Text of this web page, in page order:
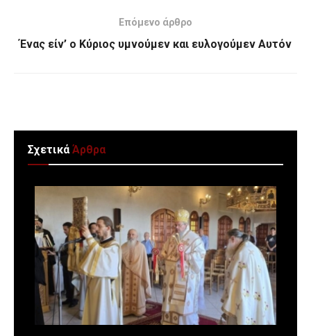
Επόμενο άρθρο
Ένας είν’ ο Κύριος υμνούμεν και ευλογούμεν Αυτόν
ΣχετικάΆρθρα